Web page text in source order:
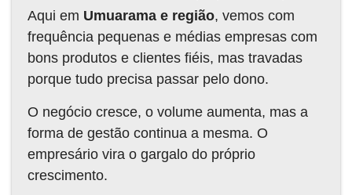
Aqui em Umuarama e região, vemos com
frequência pequenas e médias empresas com
bons produtos e clientes fiéis, mas travadas
porque tudo precisa passar pelo dono.
O negócio cresce, o volume aumenta, mas a
forma de gestão continua a mesma. O
empresário vira o gargalo do próprio
crescimento.